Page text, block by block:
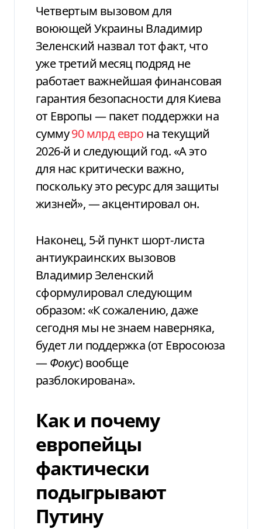
Четвертым вызовом для
воюющей Украины Владимир
Зеленский назвал тот факт, что
уже третий месяц подряд не
работает важнейшая финансовая
гарантия безопасности для Киева
от Европы — пакет поддержки на
сумму90 млрд евро на текущий
2026-й и следующий год. «А это
для нас критически важно,
поскольку это ресурс для защиты
жизней», — акцентировал он.
Наконец, 5-й пункт шорт-листа
антиукраинских вызовов
Владимир Зеленский
сформулировал следующим
образом: «К сожалению, даже
сегодня мы не знаем наверняка,
будет ли поддержка (от Евросоюза
—Фокус) вообще
разблокирована».
Как и почему
европейцы
фактически
подыгрывают
Путину